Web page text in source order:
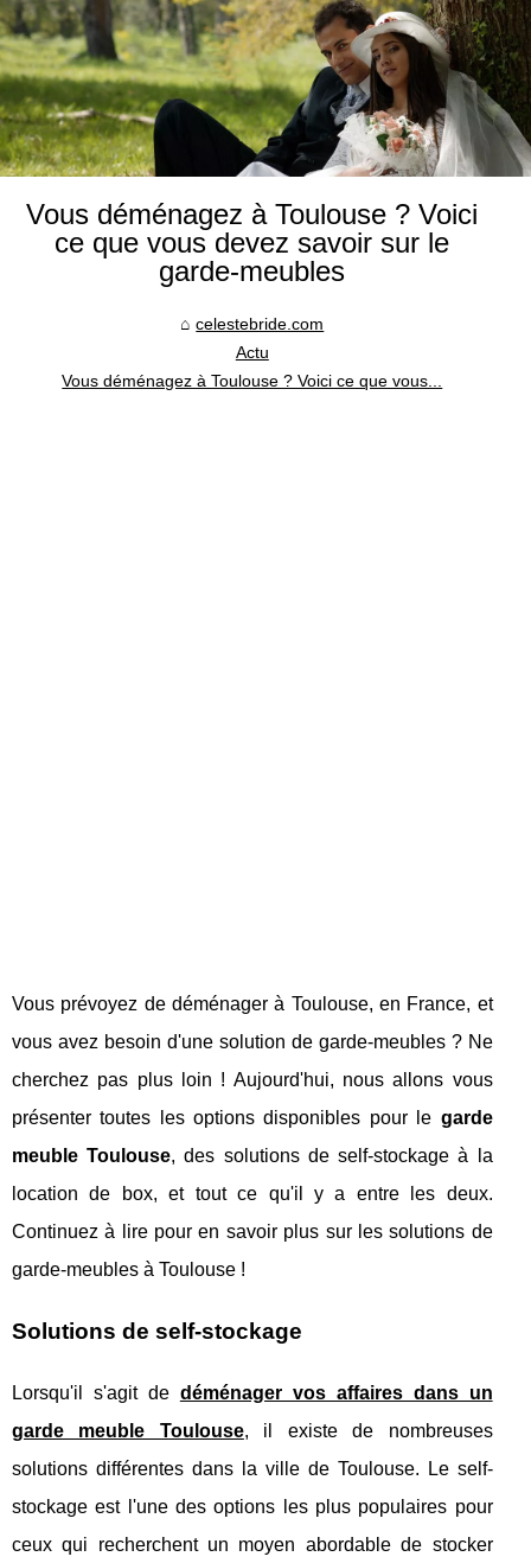
Vous déménagez à Toulouse ? Voici
ce que vous devez savoir sur le
garde-meubles
celestebride.com
Actu
Vous déménagez à Toulouse ? Voici ce que vous...
Vous prévoyez de déménager à Toulouse, en France, et
vous avez besoin d'une solution de garde-meubles ? Ne
cherchez pas plus loin ! Aujourd'hui, nous allons vous
présenter toutes les options disponibles pour le garde
meuble Toulouse, des solutions de self-stockage à la
location de box, et tout ce qu'il y a entre les deux.
Continuez à lire pour en savoir plus sur les solutions de
garde-meubles à Toulouse !
Solutions de self-stockage
Lorsqu'il s'agit de déménager vos affaires dans un
garde meuble Toulouse, il existe de nombreuses
solutions différentes dans la ville de Toulouse. Le self-
stockage est l'une des options les plus populaires pour
ceux qui recherchent un moyen abordable de stocker